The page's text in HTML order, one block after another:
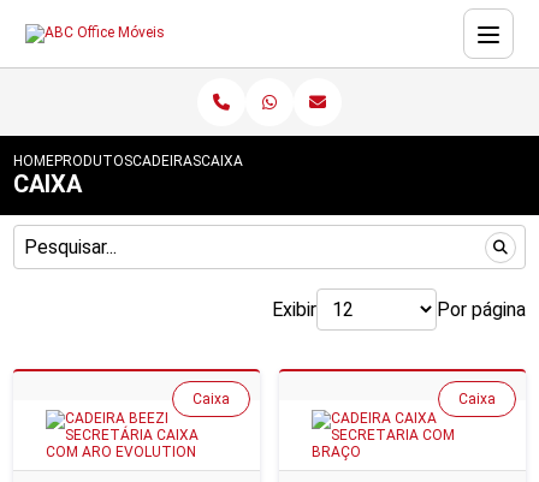
HOMEPRODUTOSCADEIRASCAIXA
CAIXA
Exibir Por página
Caixa Caixa